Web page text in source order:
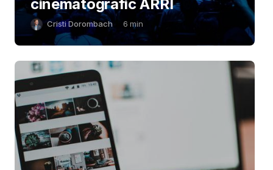
cinematografic ARRI
Cristi Dorombach 6 min